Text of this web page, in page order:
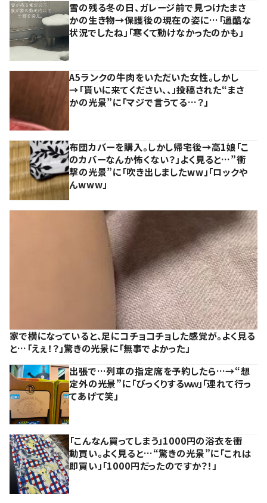
雪の残る冬の日、ガレージ前で見つけたまさ
かの生き物→保護後の現在の姿に…「過酷な
状況でしたね」「寒くて動けなかったのかも」
A5ランクの牛肉をいただいた女性。しかし
→「貰いに来てください、、」投稿された“まさ
かの光景”に「マジで言うてる…？」
布団カバーを購入。しかし帰宅後→高1娘「こ
のカバーなんか怖くない？」よく見ると…”衝
撃の光景”に「吹き出しましたww」「ロックや
んwww」
家で横になっていると、足にコチョコチョした感覚が。よく見る
と…「えぇ！？」驚きの光景に「無事でよかった」
出張で…列車の指定席を予約したら…→“想
定外の光景”に「びっくりするｗｗ」「連れて行っ
てあげて笑」
「こんなん買ってしまう」1000円の浴衣を衝
動買い。よく見ると…“驚きの光景”に「これは
即買い」「1000円だったのですか？！」